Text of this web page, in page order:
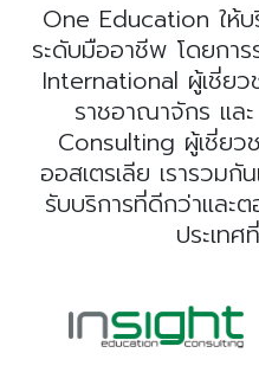
One Education ให้บ
ระดับมืออาชีพ โดยกา
International ผู้เชี่ย
ราชอาณาจักร แล
Consulting ผู้เชี่ย
ออสเตรเลีย เรารวม
รับบริการที่ดีกว่าและ
ประเท